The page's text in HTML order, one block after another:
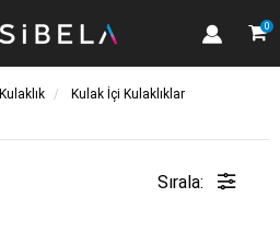
0
Kulaklık
Kulak İçi Kulaklıklar
Sırala: